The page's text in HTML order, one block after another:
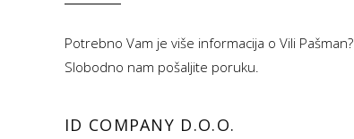
Potrebno Vam je više informacija o Vili Pašman?
Slobodno nam pošaljite poruku.
ID COMPANY D.O.O.